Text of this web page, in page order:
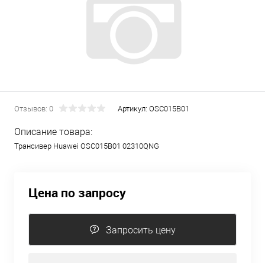
Отзывов: 0 Артикул: OSC015B01
Описание товара:
Трансивер Huawei OSC015B01 02310QNG
Цена по запросу
Запросить цену